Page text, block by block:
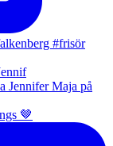
🤎